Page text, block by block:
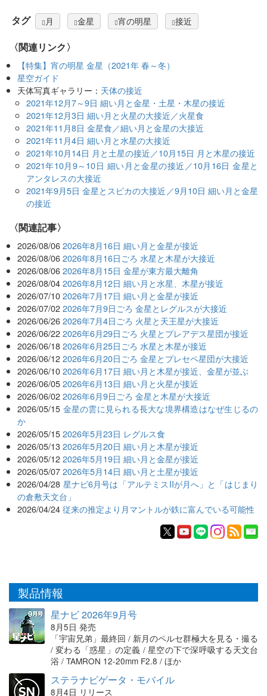
タグ 月 金星 宵の明星 接近
〈関連リンク〉
【特集】宵の明星 金星（2021年 春～冬）
星空ガイド
天体写真ギャラリー： 天体の接近
2021年12月7～9日 細い月と金星・土星・木星の接近
2021年12月3日 細い月と火星の大接近／火星食
2021年11月8日 金星食／細い月と金星の大接近
2021年11月4日 細い月と水星の大接近
2021年10月14日 月と土星の接近／10月15日 月と木星の接近
2021年10月9～10日 細い月と金星の接近／10月16日 金星と
アンタレスの大接近
2021年9月5日 金星とスピカの大接近／9月10日 細い月と金星
の接近
関連記事
2026/08/06 2026年8月16日 細い月と金星が接近
2026/08/06 2026年8月16日ごろ 水星と木星が大接近
2026/08/06 2026年8月15日 金星が東方最大離角
2026/08/04 2026年8月12日 細い月と水星、木星が接近
2026/07/10 2026年7月17日 細い月と金星が接近
2026/07/02 2026年7月9日ごろ 金星とレグルスが大接近
2026/06/26 2026年7月4日ごろ 火星と天王星が大接近
2026/06/22 2026年6月29日ごろ 火星とプレアデス星団が接近
2026/06/18 2026年6月25日ごろ 水星と木星が接近
2026/06/12 2026年6月20日ごろ 金星とプレセペ星団が大接近
2026/06/10 2026年6月17日 細い月と木星が接近、金星が並ぶ
2026/06/05 2026年6月13日 細い月と火星が接近
2026/06/02 2026年6月9日ごろ 金星と木星が大接近
2026/05/15 金星の雲に見られる長大な境界構造はなぜ生じるの
か
2026/05/15 2026年5月23日 レグルス食
2026/05/13 2026年5月20日 細い月と木星が接近
2026/05/12 2026年5月19日 細い月と金星が接近
2026/05/07 2026年5月14日 細い月と土星が接近
2026/04/28 星ナビ6月号は「アルテミスIIが月へ」と「はじまり
の倉敷天文台」
2026/04/24 従来の推定より月マントルが鉄に富んでいる可能性
製品情報
星ナビ 2026年9月号
8月5日 発売
「宇宙兄弟」最終回 / 新月のペルセ群極大を見る・撮る
/ 変わる「惑星」の定義 / 星空の下で深呼吸する天文台
浴 / TAMRON 12-20mm F2.8 / ほか
ステラナビゲータ・モバイル
8月4日 リリース